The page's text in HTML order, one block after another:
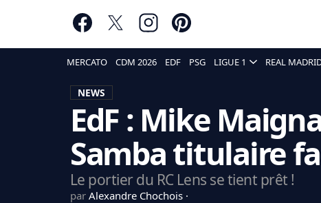
MERCATO CDM 2026 EDF PSG LIGUE 1 REAL
NEWS
EdF : Mike
Samba titulaire
Le portier du RC Lens se tient prêt !
par Alexandre Chochois